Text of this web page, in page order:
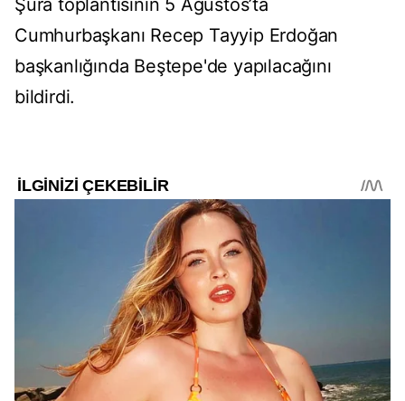
Şûra toplantısının 5 Ağustos’ta
Cumhurbaşkanı Recep Tayyip Erdoğan
başkanlığında Beştepe'de yapılacağını
bildirdi.